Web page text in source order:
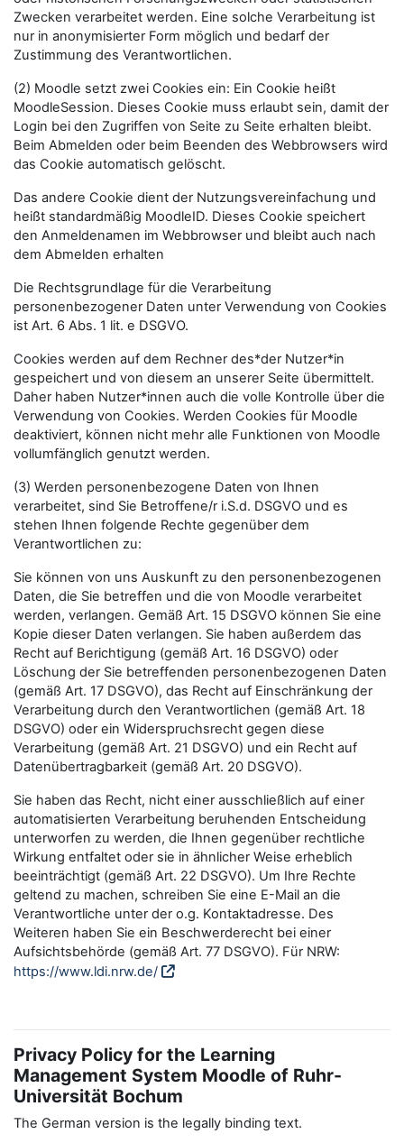
Zwecken verarbeitet werden. Eine solche Verarbeitung ist
nur in anonymisierter Form möglich und bedarf der
Zustimmung des Verantwortlichen.
(2) Moodle setzt zwei Cookies ein: Ein Cookie heißt
MoodleSession. Dieses Cookie muss erlaubt sein, damit der
Login bei den Zugriffen von Seite zu Seite erhalten bleibt.
Beim Abmelden oder beim Beenden des Webbrowsers wird
das Cookie automatisch gelöscht.
Das andere Cookie dient der Nutzungsvereinfachung und
heißt standardmäßig MoodleID. Dieses Cookie speichert
den Anmeldenamen im Webbrowser und bleibt auch nach
dem Abmelden erhalten
Die Rechtsgrundlage für die Verarbeitung
personenbezogener Daten unter Verwendung von Cookies
ist Art. 6 Abs. 1 lit. e DSGVO.
Cookies werden auf dem Rechner des*der Nutzer*in
gespeichert und von diesem an unserer Seite übermittelt.
Daher haben Nutzer*innen auch die volle Kontrolle über die
Verwendung von Cookies. Werden Cookies für Moodle
deaktiviert, können nicht mehr alle Funktionen von Moodle
vollumfänglich genutzt werden.
(3) Werden personenbezogene Daten von Ihnen
verarbeitet, sind Sie Betroffene/r i.S.d. DSGVO und es
stehen Ihnen folgende Rechte gegenüber dem
Verantwortlichen zu:
Sie können von uns Auskunft zu den personenbezogenen
Daten, die Sie betreffen und die von Moodle verarbeitet
werden, verlangen. Gemäß Art. 15 DSGVO können Sie eine
Kopie dieser Daten verlangen. Sie haben außerdem das
Recht auf Berichtigung (gemäß Art. 16 DSGVO) oder
Löschung der Sie betreffenden personenbezogenen Daten
(gemäß Art. 17 DSGVO), das Recht auf Einschränkung der
Verarbeitung durch den Verantwortlichen (gemäß Art. 18
DSGVO) oder ein Widerspruchsrecht gegen diese
Verarbeitung (gemäß Art. 21 DSGVO) und ein Recht auf
Datenübertragbarkeit (gemäß Art. 20 DSGVO).
Sie haben das Recht, nicht einer ausschließlich auf einer
automatisierten Verarbeitung beruhenden Entscheidung
unterworfen zu werden, die Ihnen gegenüber rechtliche
Wirkung entfaltet oder sie in ähnlicher Weise erheblich
beeinträchtigt (gemäß Art. 22 DSGVO). Um Ihre Rechte
geltend zu machen, schreiben Sie eine E-Mail an die
Verantwortliche unter der o.g. Kontaktadresse. Des
Weiteren haben Sie ein Beschwerderecht bei einer
Aufsichtsbehörde (gemäß Art. 77 DSGVO). Für NRW:
https://www.ldi.nrw.de/
Privacy Policy for the Learning
Management System Moodle of Ruhr-
Universität Bochum
The German version is the legally binding text.